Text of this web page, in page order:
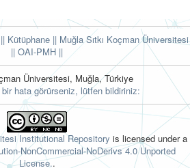
|| Kütüphane || Muğla Sıtkı Koçman Üniversitesi
|| OAI-PMH ||
Üniversitesi, Muğla, Türkiye
hata görürseniz, lütfen bildiriniz:
Institutional Repository is licensed under a
NonCommercial-NoDerivs 4.0 Unported
License..